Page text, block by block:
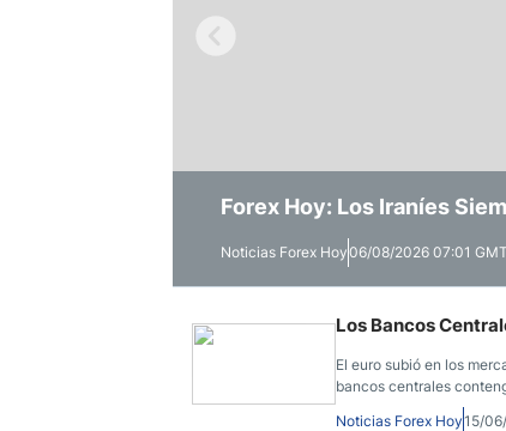
Nvidia (NVDA)
Banco Santander (SAN)
Todas
Forex Hoy: Los Iraníes
Noticias Forex Hoy06/08/2026 07:01
Forex Hoy: Principales
Noticias Forex Hoy05/08/2026 06:33
Intervienen
Noticias Forex Hoy04/08/2026 05:36
Los Bancos
El euro subió en los
bancos centrales
elecciones griegas del
Noticias Forex Hoy15/